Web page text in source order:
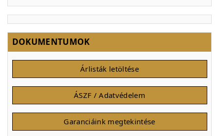
DOKUMENTUMOK
Árlisták letöltése
ÁSZF / Adatvédelem
Garanciáink megtekintése